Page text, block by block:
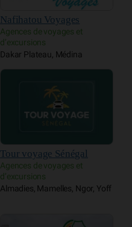
Nafihatou Voyages
Agences de voyages et
d’excursions
Dakar Plateau, Médina
Tour voyage Sénégal
Agences de voyages et
d’excursions
Almadies, Mamelles, Ngor, Yoff